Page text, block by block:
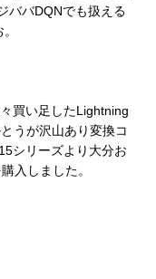
ババDQNでも扱える
買い足したLightning
うが沢山あり変換コ
シリーズより大分お
入しました。